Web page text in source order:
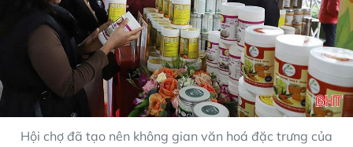
Hội chợ đã tạo nên không gian văn hoá đặc trưng của